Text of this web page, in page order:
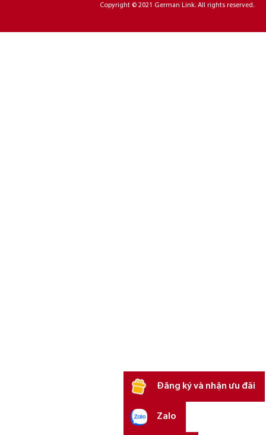
Copyright © 2021 German Link. All rights reserved.
Đăng ký và nhận ưu đãi
Zalo